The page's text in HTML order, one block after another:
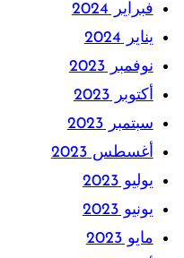
فبراير 2024
يناير 2024
نوفمبر 2023
أكتوبر 2023
سبتمبر 2023
أغسطس 2023
يوليو 2023
يونيو 2023
مايو 2023